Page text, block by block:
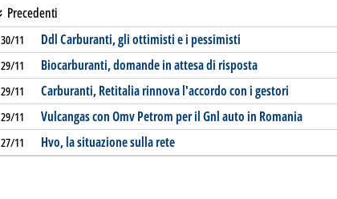
Precedenti
30/11 Ddl Carburanti, gli ottimisti e i pessimisti
29/11 Biocarburanti, domande in attesa di risposta
29/11 Carburanti, Retitalia rinnova l'accordo con i gestori
29/11 Vulcangas con Omv Petrom per il Gnl auto in Romania
27/11 Hvo, la situazione sulla rete